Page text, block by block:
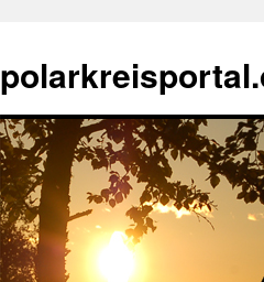
springen